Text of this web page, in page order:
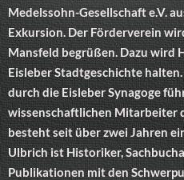
Medelssohn-Gesellschaft e.V.
Exkursion. Der Förderverein
Mansfeld begrüßen. Dazu wird
Eisleber Stadtgeschichte
durch die Eisleber Synagoge
wissenschaftlichen Mitarbeiter
besteht seit über zwei Jahren
Ulbrich ist Historiker,
Publikationen mit den